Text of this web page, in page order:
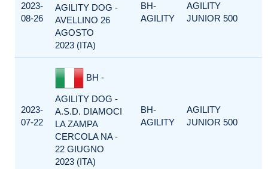
2023-
08-26
AGILITY DOG -
AVELLINO 26
AGOSTO
2023 (ITA)
BH-
AGILITY
AGILITY
JUNIOR 500
2023-
07-22
BH -
AGILITY DOG -
A.S.D. DIAMOCI
LA ZAMPA
CERCOLA NA -
22 GIUGNO
2023 (ITA)
BH-
AGILITY
AGILITY
JUNIOR 500